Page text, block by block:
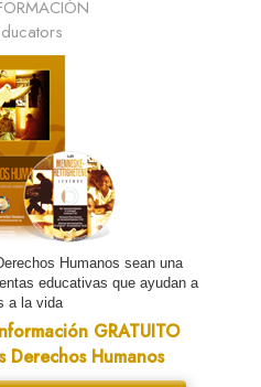
Humanos sean una
educativas que ayudan a
a la vida
GRATUITO
Derechos Humanos